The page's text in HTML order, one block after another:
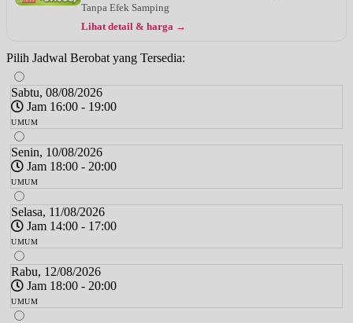
Tanpa Efek Samping
Lihat detail & harga →
Pilih Jadwal Berobat yang Tersedia:
Sabtu, 08/08/2026
Jam 16:00 - 19:00
UMUM
Senin, 10/08/2026
Jam 18:00 - 20:00
UMUM
Selasa, 11/08/2026
Jam 14:00 - 17:00
UMUM
Rabu, 12/08/2026
Jam 18:00 - 20:00
UMUM